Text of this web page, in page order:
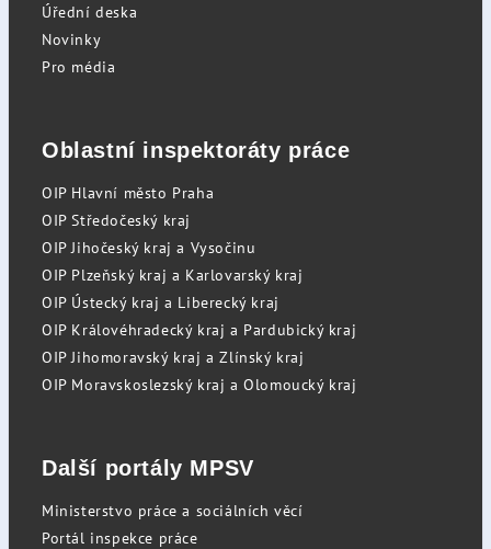
Úřední deska
Novinky
Pro média
Oblastní inspektoráty práce
OIP Hlavní město Praha
OIP Středočeský kraj
OIP Jihočeský kraj a Vysočinu
OIP Plzeňský kraj a Karlovarský kraj
OIP Ústecký kraj a Liberecký kraj
OIP Královéhradecký kraj a Pardubický kraj
OIP Jihomoravský kraj a Zlínský kraj
OIP Moravskoslezský kraj a Olomoucký kraj
Další portály MPSV
Ministerstvo práce a sociálních věcí
Portál inspekce práce